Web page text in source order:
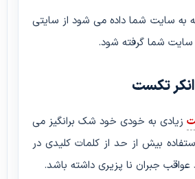
به سایت شما داده می شود از سایتی
سایت شما گرفته شود.
زیادی به خودی خود شک برانگیز می
بیش از حد از کلمات کلیدی در
جبران نا پزیری داشته باشد.